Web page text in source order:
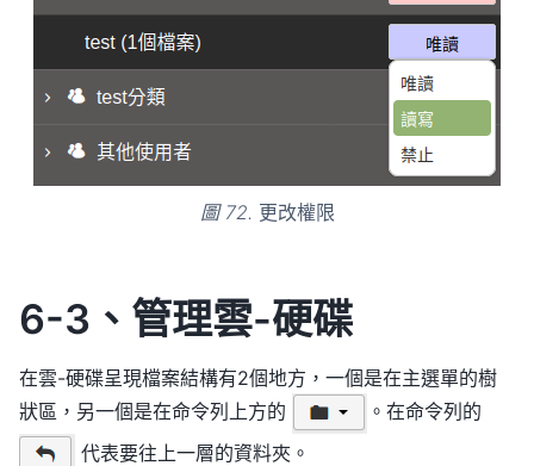
圖 72. 更改權限
6-3、管理雲-硬碟
在雲-硬碟呈現檔案結構有2個地方，一個是在主選單的樹
狀區，另一個是在命令列上方的
。在命令列的
代表要往上一層的資料夾。